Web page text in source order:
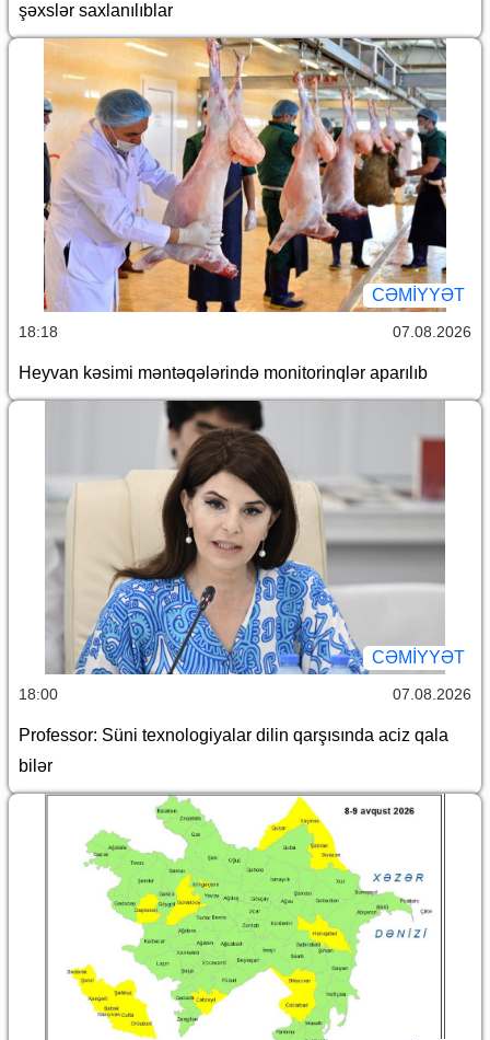
şəxslər saxlanılıblar
CƏMİYYƏT
18:18 07.08.2026
Heyvan kəsimi məntəqələrində monitorinqlər aparılıb
CƏMİYYƏT
18:00 07.08.2026
Professor: Süni texnologiyalar dilin qarşısında aciz qala
bilər